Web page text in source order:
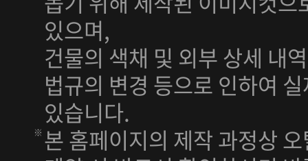
있으며,
건물의 색채 및 외부 상세 내
법규의 변경 등으로 인하여
있습니다.
본 홈페이지의 제작 과정상